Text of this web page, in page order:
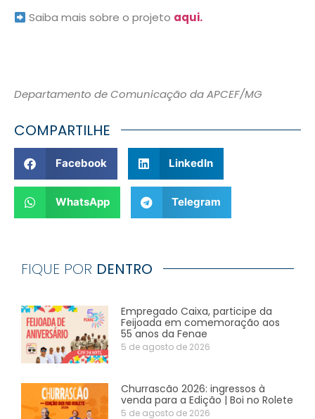
Saiba mais sobre o projeto aqui.
Departamento de Comunicação da APCEF/MG
COMPARTILHE
Facebook LinkedIn
WhatsApp Telegram
FIQUE POR DENTRO
Empregado Caixa, participe da
Feijoada em comemoração aos
55 anos da Fenae
5 de agosto de 2026
Churrascão 2026: ingressos à
venda para a Edição | Boi no Rolete
5 de agosto de 2026